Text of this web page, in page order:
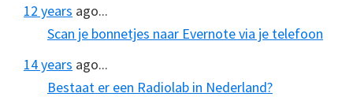
12 years ago...
Scan je bonnetjes naar Evernote via je telefoon
14 years ago...
Bestaat er een Radiolab in Nederland?